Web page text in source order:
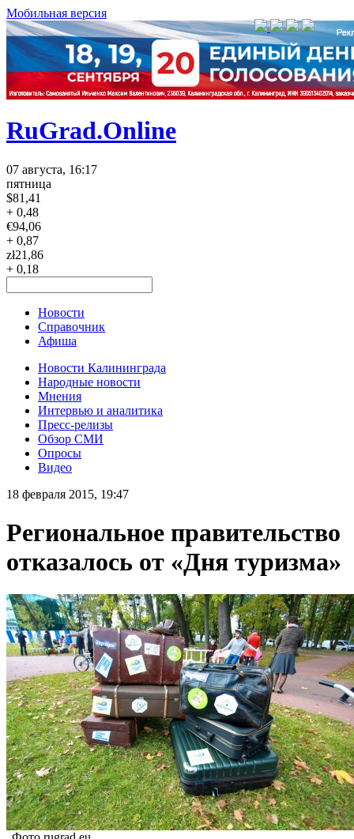
Мобильная версия
RuGrad.Online
07 августа, 16:17
пятница
$81,41
+ 0,48
€94,06
+ 0,87
zł21,86
+ 0,18
Новости
Справочник
Афиша
Новости Калининграда
Народные новости
Мнения
Интервью и аналитика
Пресс-релизы
Обзор СМИ
Опросы
Видео
18 февраля 2015, 19:47
Региональное правительство
отказалось от «Дня туризма»